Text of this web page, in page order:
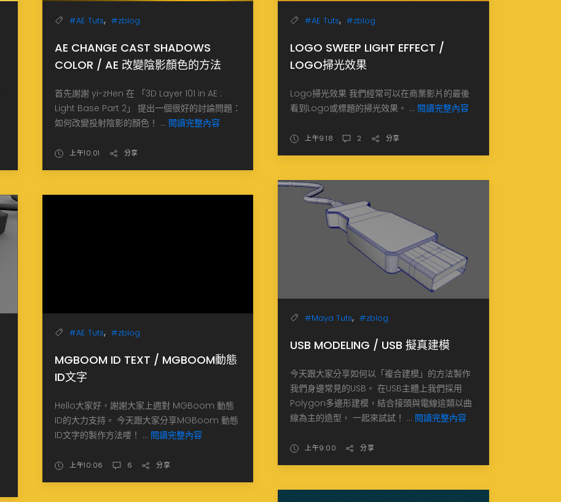
#AE Tuts, #zblog
AE CHANGE CAST SHADOWS
COLOR / AE 改變陰影顏色的方法
首先謝謝 yi-zHen 在 「3D Layer 101 in AE :
Light Base Part 2」 提出一個很好的討論問題：
如何改變投射陰影的顏色！ ... 閱讀完整內容
上午10:01 分享
#AE Tuts, #zblog
LOGO SWEEP LIGHT EFFECT /
LOGO掃光效果
Logo掃光效果 我們經常可以在商業影片的最後
看到Logo或標題的掃光效果。 ... 閱讀完整內容
上午9:18 2 分享
#AE Tuts, #zblog
MGBOOM ID TEXT / MGBOOM動態
ID文字
Hello大家好，謝謝大家上週對 MGBoom 動態
ID的大力支持。 今天跟大家分享MGBoom 動態
ID文字的製作方法喽！ ... 閱讀完整內容
上午10:06 6 分享
#Maya Tuts, #zblog
USB MODELING / USB 擬真建模
今天跟大家分享如何以「複合建模」的方法製作
我們身邊常見的USB。 在USB主體上我們採用
Polygon多邊形建模，結合接頭與電線這類以曲
線為主的造型， 一起來試試！ ... 閱讀完整內容
上午9:00 分享